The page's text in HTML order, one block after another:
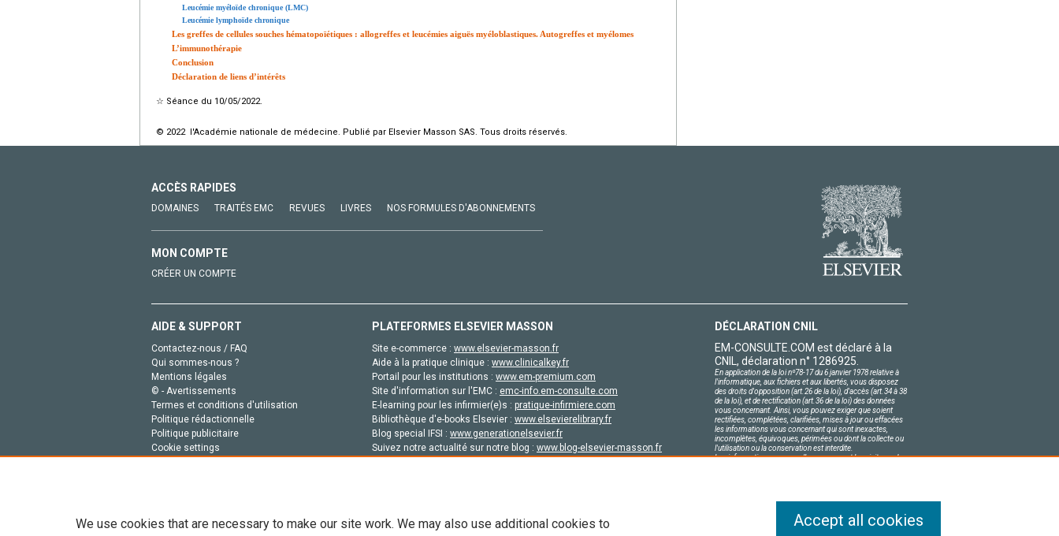
Leucémie myéloïde chronique (LMC)
Leucémie lymphoïde chronique
Les greffes de cellules souches hématopoïétiques : allogreffes et leucémies aiguës myéloblastiques. Autogreffes et myélomes
L’immunothérapie
Conclusion
Déclaration de liens d’intérêts
☆ Séance du 10/05/2022.
© 2022 l'Académie nationale de médecine. Publié par Elsevier Masson SAS. Tous droits réservés.
ACCÈS RAPIDES
DOMAINES TRAITÉS EMC REVUES LIVRES NOS FORMULES D'ABONNEMENTS
MON COMPTE
CRÉER UN COMPTE
AIDE & SUPPORT
Contactez-nous / FAQ
Qui sommes-nous ?
Mentions légales
© - Avertissements
Termes et conditions d'utilisation
Politique rédactionnelle
Politique publicitaire
Cookie settings
PLATEFORMES ELSEVIER MASSON
Site e-commerce : www.elsevier-masson.fr
Aide à la pratique clinique : www.clinicalkey.fr
Portail pour les institutions : www.em-premium.com
Site d'information sur l'EMC : emc-info.em-consulte.com
E-learning pour les infirmier(e)s : pratique-infirmiere.com
Bibliothèque d'e-books Elsevier : www.elsevierelibrary.fr
Blog special IFSI : www.generationelsevier.fr
Suivez notre actualité sur notre blog : www.blog-elsevier-masson.fr
DÉCLARATION CNIL
EM-CONSULTE.COM est déclaré à la
CNIL, déclaration n° 1286925.
En application de la loi nº78-17 du 6 janvier 1978 relative à
l'informatique, aux fichiers et aux libertés, vous disposez
des droits d'opposition (art.26 de la loi), d'accès (art.34 à 38
de la loi), et de rectification (art.36 de la loi) des données
vous concernant. Ainsi, vous pouvez exiger que soient
rectifiées, complétées, clarifiées, mises à jour ou effacées
les informations vous concernant qui sont inexactes,
incomplètes, équivoques, périmées ou dont la collecte ou
l'utilisation ou la conservation est interdite.
Les informations personnelles concernant les visiteurs de
We use cookies that are necessary to make our site work. We may also use additional cookies to
Accept all cookies